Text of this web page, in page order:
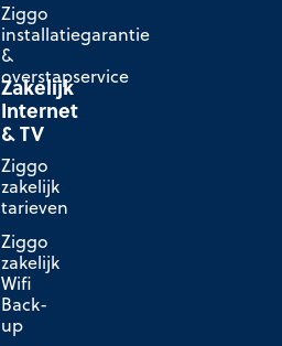
Ziggo
installatiegarantie
&
overstapservice
Zakelijk
Internet
& TV
Ziggo
zakelijk
tarieven
Ziggo
zakelijk
Wifi
Back-
up